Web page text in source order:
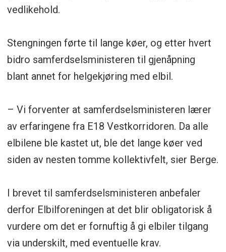
vedlikehold.
Stengningen førte til lange køer, og etter hvert
bidro samferdselsministeren til gjenåpning
blant annet for helgekjøring med elbil.
– Vi forventer at samferdselsministeren lærer
av erfaringene fra E18 Vestkorridoren. Da alle
elbilene ble kastet ut, ble det lange køer ved
siden av nesten tomme kollektivfelt, sier Berge.
I brevet til samferdselsministeren anbefaler
derfor Elbilforeningen at det blir obligatorisk å
vurdere om det er fornuftig å gi elbiler tilgang
via underskilt, med eventuelle krav.